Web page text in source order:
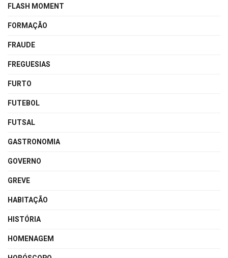
FLASH MOMENT
FORMAÇÃO
FRAUDE
FREGUESIAS
FURTO
FUTEBOL
FUTSAL
GASTRONOMIA
GOVERNO
GREVE
HABITAÇÃO
HISTÓRIA
HOMENAGEM